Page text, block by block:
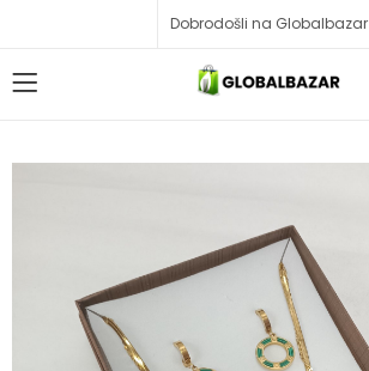
Dobrodošli na Globalbazar